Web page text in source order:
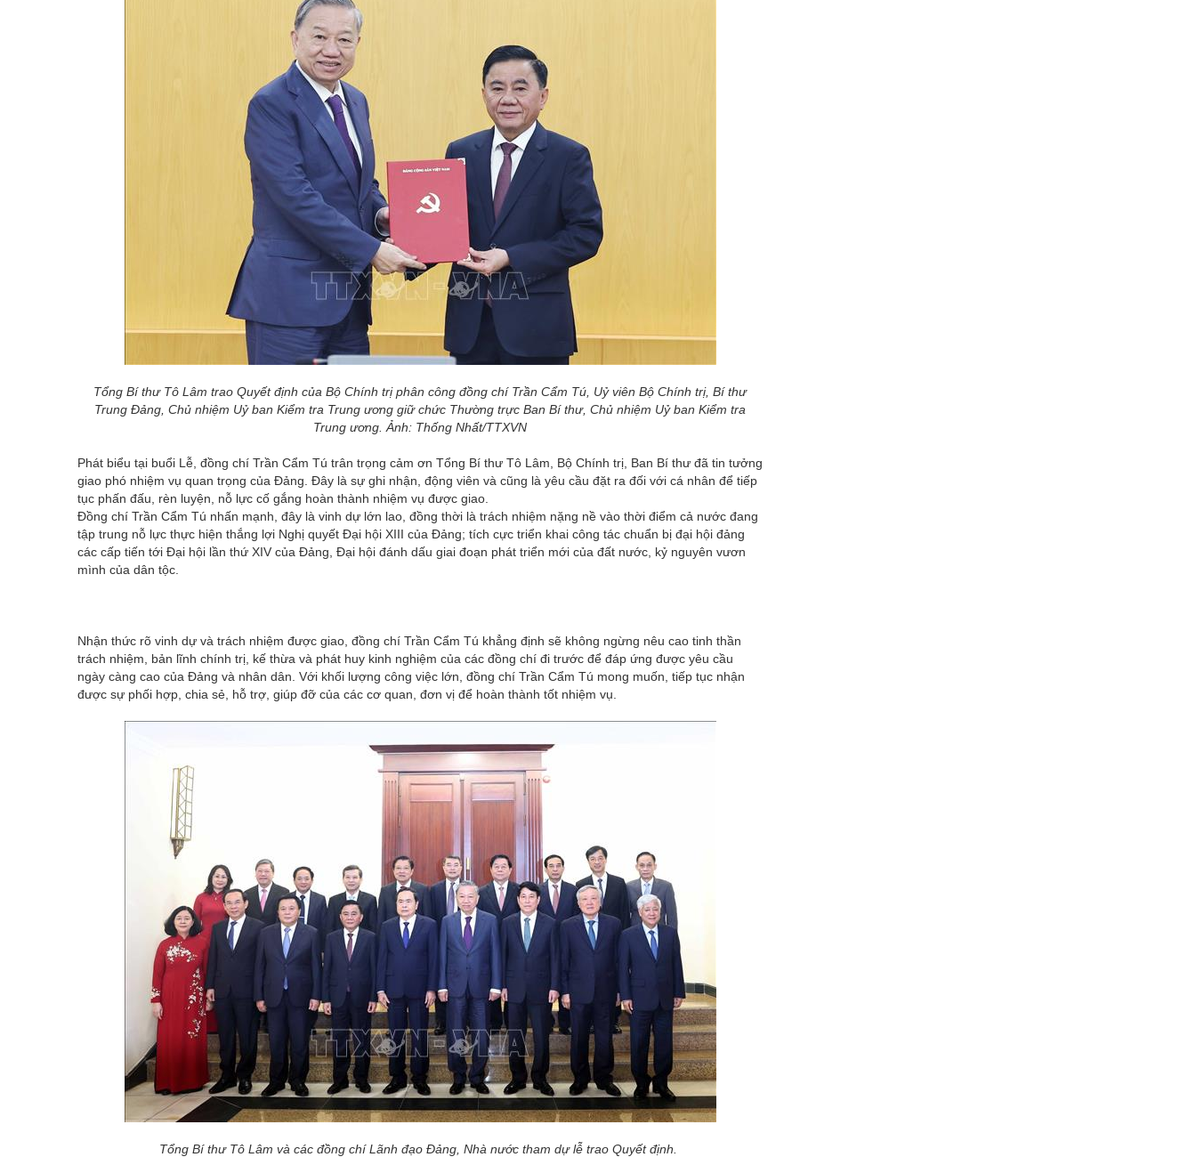
Tổng Bí thư Tô Lâm trao Quyết định của Bộ Chính trị phân công đồng chí Trần Cẩm Tú, Uỷ viên Bộ Chính trị, Bí thư
Trung Đảng, Chủ nhiệm Uỷ ban Kiểm tra Trung ương giữ chức Thường trực Ban Bí thư, Chủ nhiệm Uỷ ban Kiểm tra
Trung ương. Ảnh: Thống Nhất/TTXVN
Phát biểu tại buổi Lễ, đồng chí Trần Cẩm Tú trân trọng cảm ơn Tổng Bí thư Tô Lâm, Bộ Chính trị, Ban Bí thư đã tin tưởng
giao phó nhiệm vụ quan trọng của Đảng. Đây là sự ghi nhận, động viên và cũng là yêu cầu đặt ra đối với cá nhân để tiếp
tục phấn đấu, rèn luyện, nỗ lực cố gắng hoàn thành nhiệm vụ được giao.
Đồng chí Trần Cẩm Tú nhấn mạnh, đây là vinh dự lớn lao, đồng thời là trách nhiệm nặng nề vào thời điểm cả nước đang
tập trung nỗ lực thực hiện thắng lợi Nghị quyết Đại hội XIII của Đảng; tích cực triển khai công tác chuẩn bị đại hội đảng
các cấp tiến tới Đại hội lần thứ XIV của Đảng, Đại hội đánh dấu giai đoạn phát triển mới của đất nước, kỷ nguyên vươn
mình của dân tộc.
Nhận thức rõ vinh dự và trách nhiệm được giao, đồng chí Trần Cẩm Tú khẳng định sẽ không ngừng nêu cao tinh thần
trách nhiệm, bản lĩnh chính trị, kế thừa và phát huy kinh nghiệm của các đồng chí đi trước để đáp ứng được yêu cầu
ngày càng cao của Đảng và nhân dân. Với khối lượng công việc lớn, đồng chí Trần Cẩm Tú mong muốn, tiếp tục nhận
được sự phối hợp, chia sẻ, hỗ trợ, giúp đỡ của các cơ quan, đơn vị để hoàn thành tốt nhiệm vụ.
Tổng Bí thư Tô Lâm và các đồng chí Lãnh đạo Đảng, Nhà nước tham dự lễ trao Quyết định.